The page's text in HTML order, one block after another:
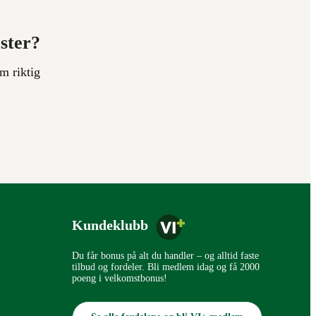
riktig
Kundeklubb
Du får bonus på alt du handler – og alltid faste
tilbud og fordeler. Bli medlem idag og få 2000
poeng i velkomstbonus!